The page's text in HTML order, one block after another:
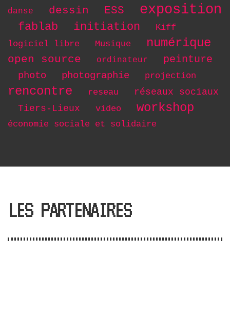
danse dessin ESS exposition
fablab initiation
Kiff
logiciel libre
Musique numérique
open source ordinateur peinture
photo photographie projection
rencontre reseau
réseaux sociaux
Tiers-Lieux
video workshop
économie sociale et solidaire
LES PARTENAIRES